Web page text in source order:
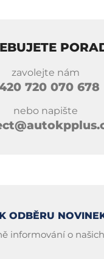
zavolejte nám
720 070 678
nebo napište
ODBĚRU
informování o